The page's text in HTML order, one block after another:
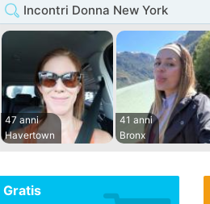
Incontri Donna New York
47 anni
Havertown
41 anni
Bronx
Gratis